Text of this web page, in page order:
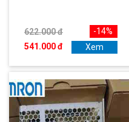
622.000 đ
541.000 đ
-14%
Xem